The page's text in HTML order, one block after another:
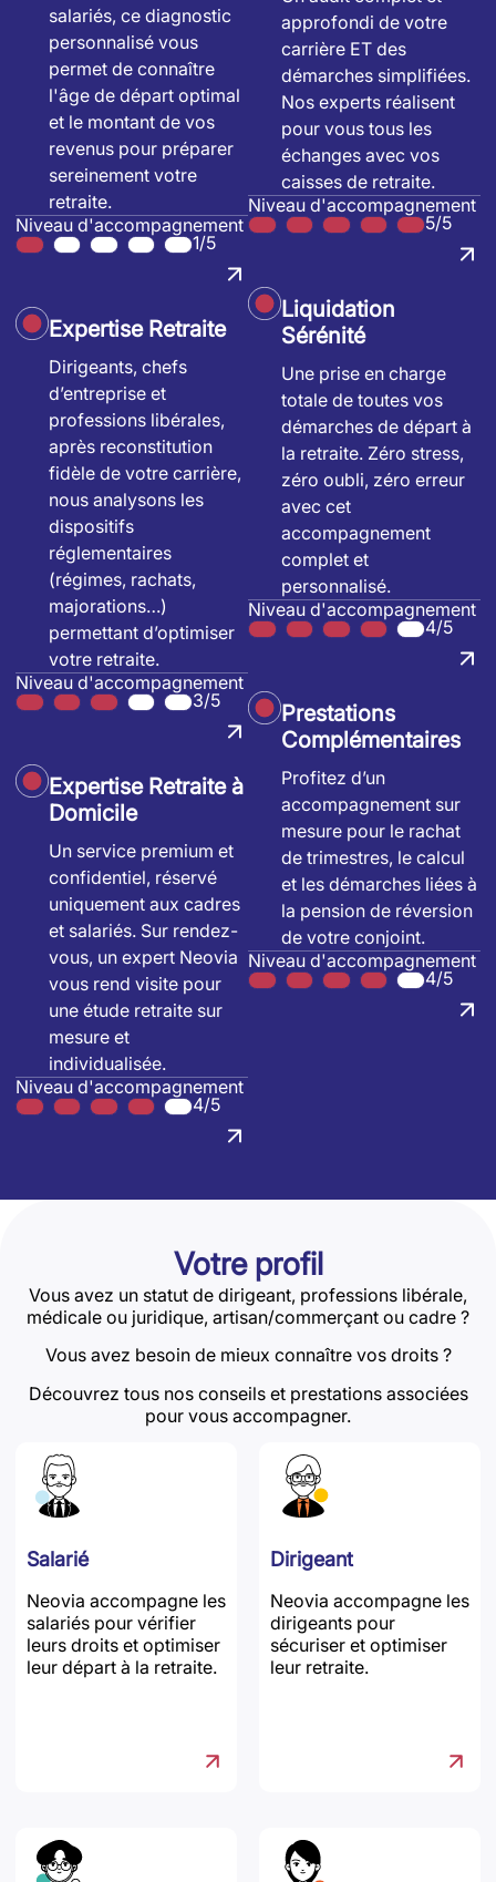
salariés, ce diagnostic
personnalisé vous
permet de connaître
l'âge de départ optimal
et le montant de vos
revenus pour préparer
sereinement votre
retraite.
Niveau d'accompagnement
1/5
Expertise Retraite
Dirigeants, chefs
d’entreprise et
professions libérales,
après reconstitution
fidèle de votre carrière,
nous analysons les
dispositifs
réglementaires
(régimes, rachats,
majorations…)
permettant d’optimiser
votre retraite.
Niveau d'accompagnement
3/5
Expertise Retraite à
Domicile
Un service premium et
confidentiel, réservé
uniquement aux cadres
et salariés. Sur rendez-
vous, un expert Neovia
vous rend visite pour
une étude retraite sur
mesure et
individualisée.
Niveau d'accompagnement
4/5
approfondi de votre
carrière ET des
démarches simplifiées.
Nos experts réalisent
pour vous tous les
échanges avec vos
caisses de retraite.
Niveau d'accompagnement
5/5
Liquidation
Sérénité
Une prise en charge
totale de toutes vos
démarches de départ à
la retraite. Zéro stress,
zéro oubli, zéro erreur
avec cet
accompagnement
complet et
personnalisé.
Niveau d'accompagnement
4/5
Prestations
Complémentaires
Profitez d’un
accompagnement sur
mesure pour le rachat
de trimestres, le calcul
et les démarches liées à
la pension de réversion
de votre conjoint.
Niveau d'accompagnement
4/5
Votre profil
Vous avez un statut de dirigeant, professions libérale,
médicale ou juridique, artisan/commerçant ou cadre ?
Vous avez besoin de mieux connaître vos droits ?
Découvrez tous nos conseils et prestations associées
pour vous accompagner.
Salarié
Neovia accompagne les
salariés pour vérifier
leurs droits et optimiser
leur départ à la retraite.
Dirigeant
Neovia accompagne les
dirigeants pour
sécuriser et optimiser
leur retraite.